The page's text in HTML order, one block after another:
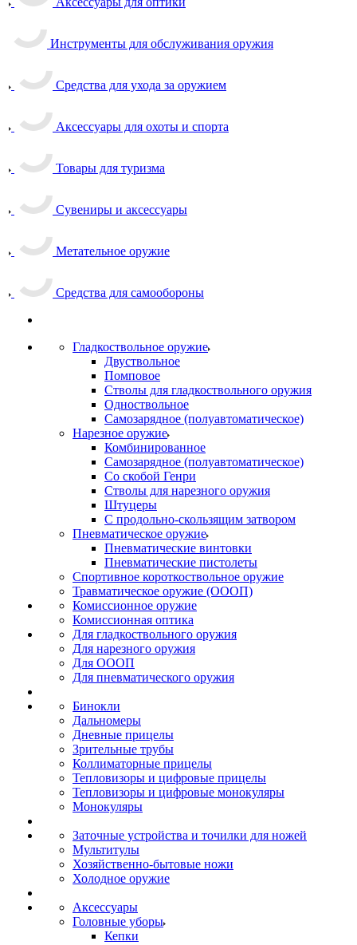
Инструменты для обслуживания оружия
Средства для ухода за оружием
Аксессуары для охоты и спорта
Товары для туризма
Сувениры и аксессуары
Метательное оружие
Средства для самообороны
Гладкоствольное оружие
Двуствольное
Помповое
Стволы для гладкоствольного оружия
Одноствольное
Самозарядное (полуавтоматическое)
Нарезное оружие
Комбинированное
Самозарядное (полуавтоматическое)
Со скобой Генри
Стволы для нарезного оружия
Штуцеры
С продольно-скользящим затвором
Пневматическое оружие
Пневматические винтовки
Пневматические пистолеты
Спортивное короткоствольное оружие
Травматическое оружие (ОООП)
Комиссионное оружие
Комиссионная оптика
Для гладкоствольного оружия
Для нарезного оружия
Для ОООП
Для пневматического оружия
Бинокли
Дальномеры
Дневные прицелы
Зрительные трубы
Коллиматорные прицелы
Тепловизоры и цифровые прицелы
Тепловизоры и цифровые монокуляры
Монокуляры
Заточные устройства и точилки для ножей
Мультитулы
Хозяйственно-бытовые ножи
Холодное оружие
Аксессуары
Головные уборы
Кепки